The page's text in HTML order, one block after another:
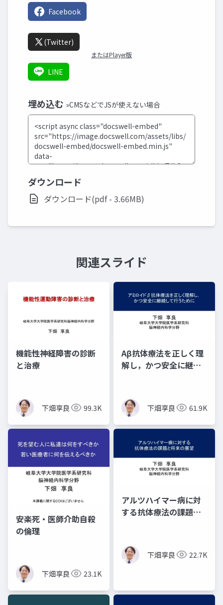
Facebook
(Twitter)
またはPlayer版
LINE
埋め込む »CMSなどでJSが使えない場合
ダウンロード
ダウンロード(pdf - 3.66MB)
関連スライド
機能性神経障害の診断
と治療
下畑享良 99.3K
Aβ抗体療法を正しく理
解し，かつ安全に継続
下畑享良 61.9K
安楽死・医師介助自殺
の倫理
下畑享良 23.1K
アルツハイマー病に対
する抗体療法の課題と
下畑享良 22.7K